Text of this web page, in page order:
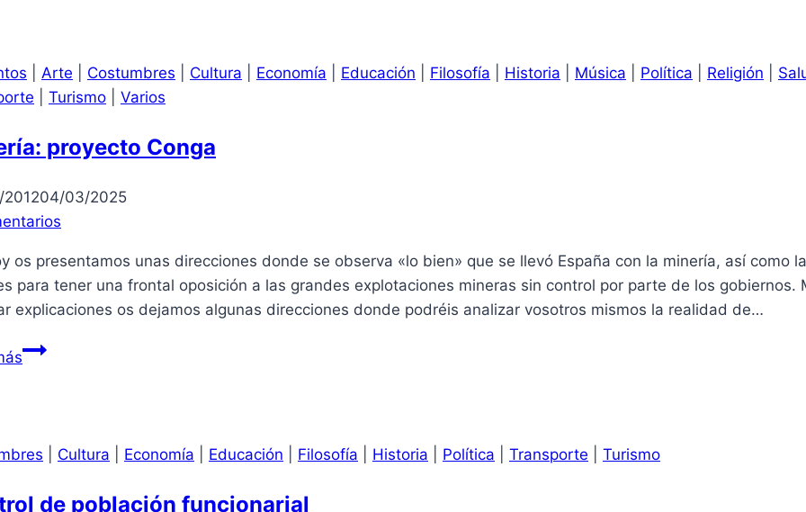
en
España
Arte Costumbres Cultura Economía Educación Filosofía Historia Música Política Religión
Turismo Varios
proyecto Conga
04/03/2025
os presentamos unas direcciones donde se observa «lo bien» que se llevó España con la minería, así como
para tener una frontal oposición a las grandes explotaciones mineras sin control por parte de los gobiernos.
explicaciones os dejamos algunas direcciones donde podréis analizar vosotros mismos la realidad de…
Minería:
Cultura Economía Educación Filosofía Historia Política Transporte Turismo
de población funcionarial